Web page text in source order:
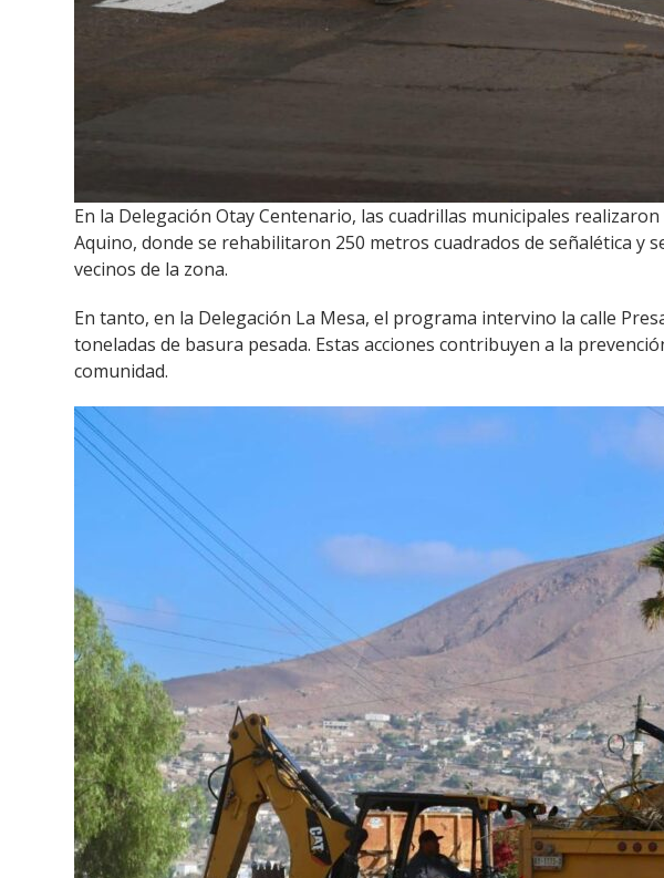
En la Delegación Otay Centenario, las cuadrillas municipales
Aquino, donde se rehabilitaron 250 metros cuadrados de señalética y
vecinos de la zona.
En tanto, en la Delegación La Mesa, el programa intervino la calle
toneladas de basura pesada. Estas acciones contribuyen a la
comunidad.